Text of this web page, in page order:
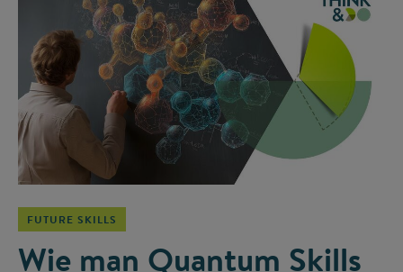
FUTURE SKILLS
Wie man Quantum Skills